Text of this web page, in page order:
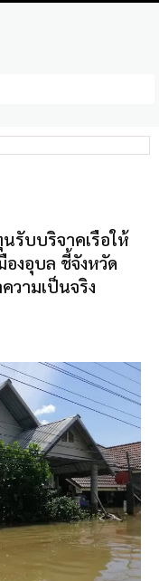
รับบริจาคเรือให้
งอุบล ชี้จังหวัด
วามเป็นจริง